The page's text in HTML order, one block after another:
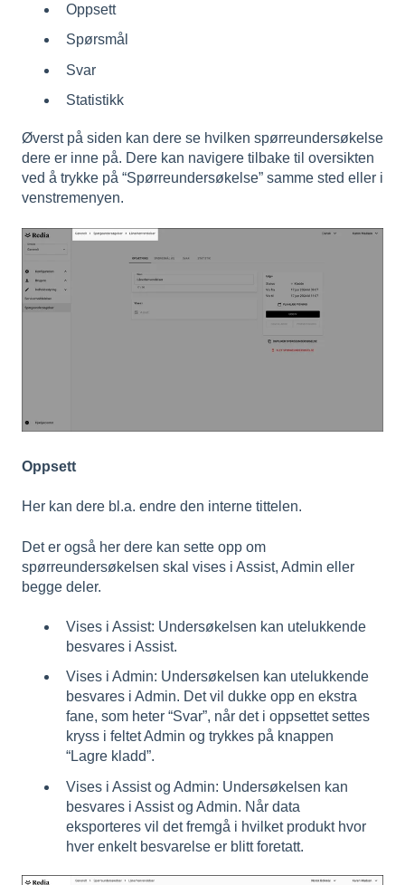
Oppsett
Spørsmål
Svar
Statistikk
Øverst på siden kan dere se hvilken spørreundersøkelse
dere er inne på. Dere kan navigere tilbake til oversikten
ved å trykke på “Spørreundersøkelse” samme sted eller i
venstremenyen.
Oppsett
Her kan dere bl.a. endre den interne tittelen.
Det er også her dere kan sette opp om
spørreundersøkelsen skal vises i Assist, Admin eller
begge deler.
Vises i Assist: Undersøkelsen kan utelukkende
besvares i Assist.
Vises i Admin: Undersøkelsen kan utelukkende
besvares i Admin. Det vil dukke opp en ekstra
fane, som heter “Svar”, når det i oppsettet settes
kryss i feltet Admin og trykkes på knappen
“Lagre kladd”.
Vises i Assist og Admin: Undersøkelsen kan
besvares i Assist og Admin. Når data
eksporteres vil det fremgå i hvilket produkt hvor
hver enkelt besvarelse er blitt foretatt.